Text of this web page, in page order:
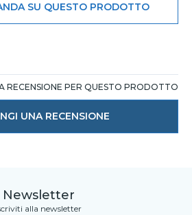
SU QUESTO PRODOTTO
RECENSIONE PER QUESTO PRODOTTO
UNA RECENSIONE
Newsletter
alla newsletter